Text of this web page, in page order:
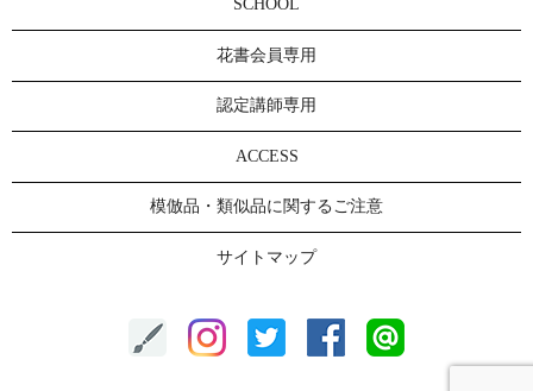
SCHOOL
花書会員専用
認定講師専用
ACCESS
模倣品・類似品に関するご注意
サイトマップ